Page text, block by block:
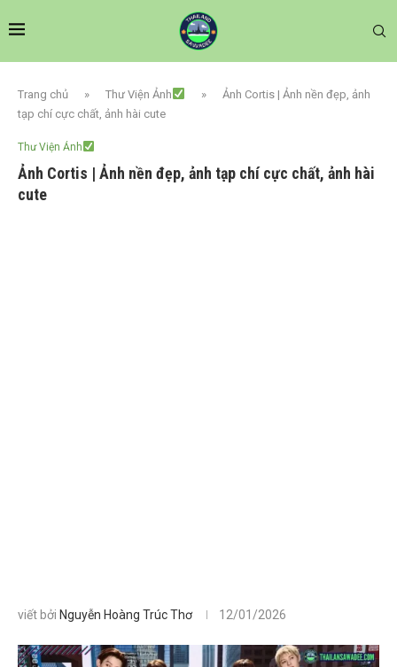
Trang chủ » Thư Viện Ảnh »
Ảnh Cortis | Ảnh nền đẹp, ảnh
tạp chí cực chất, ảnh hài cute
Thư Viện Ảnh
Ảnh Cortis | Ảnh nền đẹp, ảnh tạp chí cực chất, ảnh hài
cute
viết bởi Nguyễn Hoàng Trúc Thơ 12/01/2026